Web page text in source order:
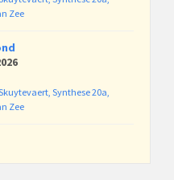
Zee
Synthese 20a,
Zee